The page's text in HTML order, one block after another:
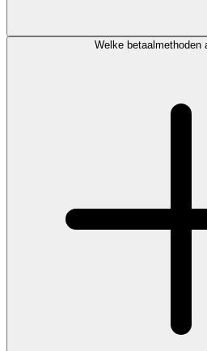
Welke betaalmethoden